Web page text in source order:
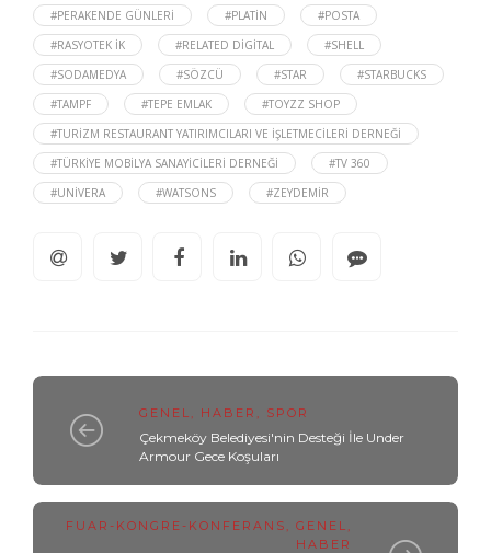
#PERAKENDE GÜNLERI
#PLATIN
#POSTA
#RASYOTEK İK
#RELATED DIGITAL
#SHELL
#SODAMEDYA
#SÖZCÜ #STAR
#STARBUCKS
#TAMPF
#TEPE EMLAK
#TOYZZ SHOP
#TURIZM RESTAURANT YATIRIMCILARI VE İŞLETMECILERI DERNEĞI
#TÜRKIYE MOBILYA SANAYICILERI DERNEĞI
#TV 360
#UNIVERA
#WATSONS #ZEYDEMIR
GENEL HABER SPOR
Çekmeköy Belediyesi'nin Desteği İle Under
Armour Gece Koşuları
FUAR-KONGRE-KONFERANS GENEL
HABER